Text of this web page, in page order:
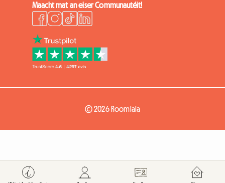
Maacht mat an eiser Communautéit!
© 2026 Roomlala